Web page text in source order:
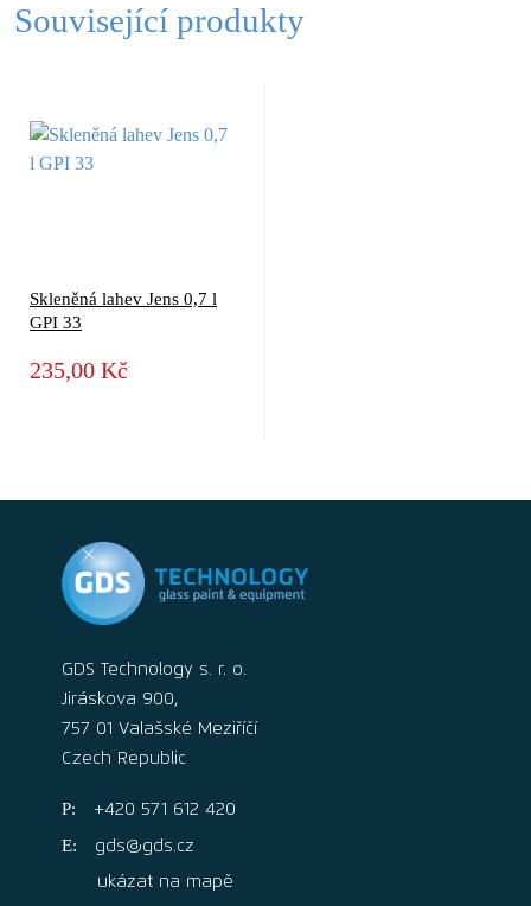
Související produkty
Skleněná lahev Jens 0,7 l
GPI 33
235,00 Kč
GDS Technology s. r. o.
Jiráskova 900,
757 01 Valašské Meziříčí
Czech Republic
+420 571 612 420
gds@gds.cz
ukázat na mapě